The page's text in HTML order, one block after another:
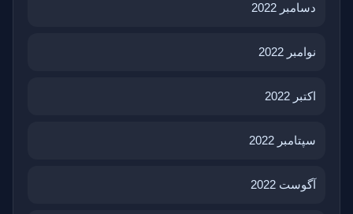
دسامبر 2022
نوامبر 2022
اکتبر 2022
سپتامبر 2022
آگوست 2022